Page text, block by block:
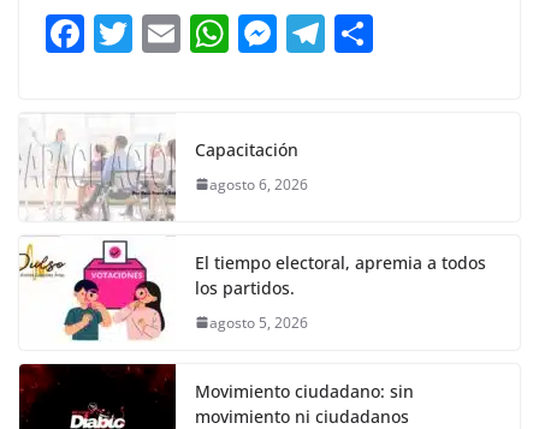
b
o
k
A
p
n
g
a
m
F
a
c
e
b
o
o
k
T
w
itt
er
E
m
W
h
s
A
p
M
e
e
n
er
T
el
Capacitación
agosto 6, 2026
El tiempo electoral, apremia a todos
los partidos.
agosto 5, 2026
Movimiento ciudadano: sin
movimiento ni ciudadanos